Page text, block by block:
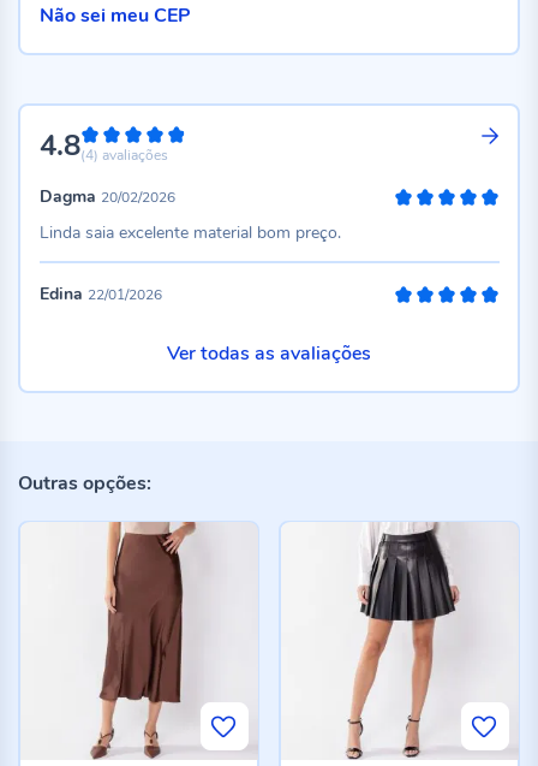
4.896%
(4) avaliações
Dagma 20/02/2026
Linda saia excelente material bom preço.
Edina 22/01/2026
Ver todas as avaliações
Não sei meu CEP
Outras opções: